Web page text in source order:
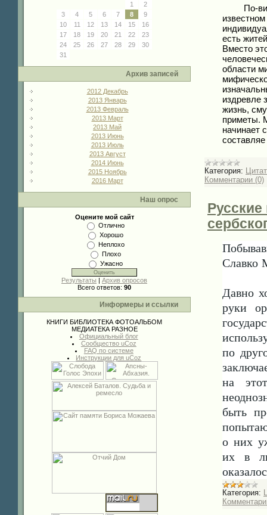
1
2
3
4 5 6 7 8
9
10
11 12 13 14 15
16
17
18 19 20 21 22
23
24
25 26 27 28 29
30
31
Архив записей
2012 Декабрь
2013 Январь
2013 Февраль
2013 Март
2013 Май
2013 Июнь
2013 Июль
2013 Август
2014 Июнь
2015 Ноябрь
2016 Март
Наш опрос
Оцените мой сайт
Отлично
Хорошо
Неплохо
Плохо
Ужасно
Результаты | Архив опросов
Всего ответов: 90
Информеры и ссылки
КНИГИ БИБЛИОТЕКА ФОТОАЛЬБОМ
МЕДИАТЕКА РАЗНОЕ
Официальный блог
Сообщество uCoz
FAQ по системе
Инструкции для uCoz
По-
есть
Вместо
области
издревле
жизнь,
приметы.
начинает
составляе
Категория:
Комментарии (0)
Славко
Давно
руки
по
на
быть
о них
их в
Категория: